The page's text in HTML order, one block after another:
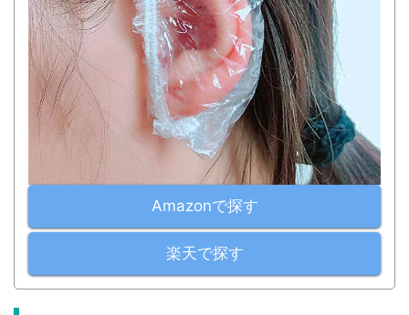
Amazonで探す
楽天で探す